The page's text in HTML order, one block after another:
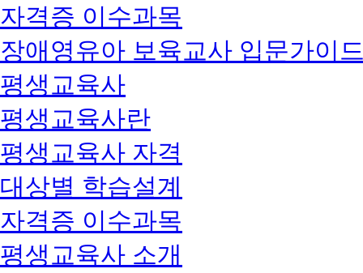
자격증 이수과목
장애영유아 보육교사 입문가이
평생교육사
평생교육사란
평생교육사 자격
대상별 학습설계
자격증 이수과목
평생교육사 소개